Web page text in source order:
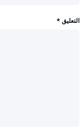
التعليق *